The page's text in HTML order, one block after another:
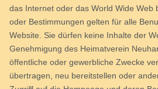
das Internet oder das World Wide Web
oder Bestimmungen gelten für alle
Website. Sie dürfen keine Inhalte der
Genehmigung des Heimatverein
öffentliche oder gewerbliche Zwecke
übertragen, neu bereitstellen oder